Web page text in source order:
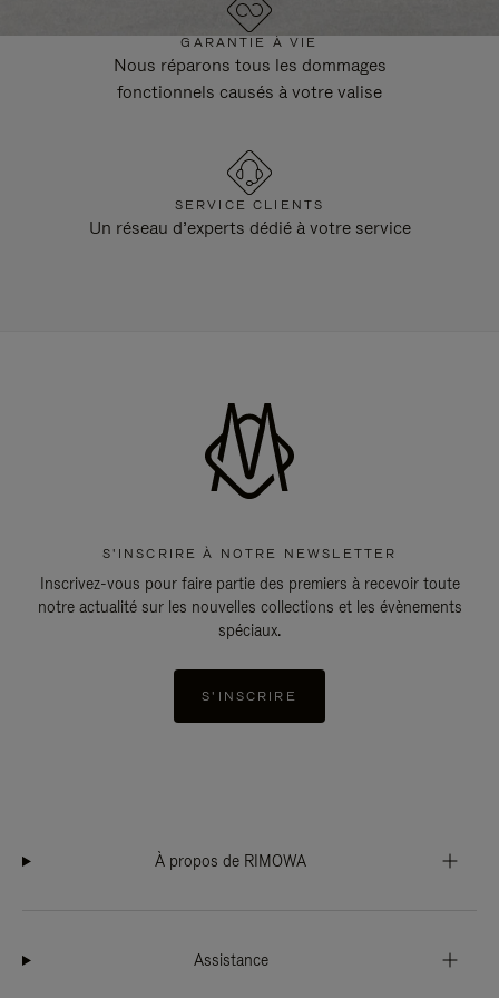
GARANTIE À VIE
Nous réparons tous les dommages
fonctionnels causés à votre valise
SERVICE CLIENTS
Un réseau d’experts dédié à votre service
S'INSCRIRE À NOTRE NEWSLETTER
Inscrivez-vous pour faire partie des premiers à recevoir toute
notre actualité sur les nouvelles collections et les évènements
spéciaux.
S'INSCRIRE
À propos de RIMOWA
Assistance